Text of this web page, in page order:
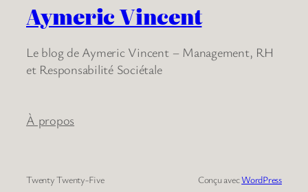
Aymeric Vincent
Le blog de Aymeric Vincent – Management, RH
et Responsabilité Sociétale
À propos
Twenty Twenty-Five Conçu avecWordPress